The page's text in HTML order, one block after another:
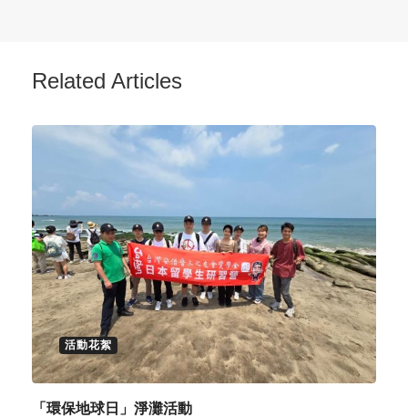
Related Articles
活動花絮
「環保地球日」淨灘活動